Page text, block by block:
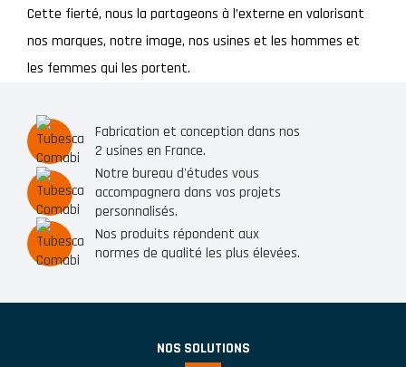
Cette fierté, nous la partageons à l’externe en valorisant
nos marques, notre image, nos usines et les hommes et
les femmes qui les portent.
Fabrication et conception dans nos
2 usines en France.
Notre bureau d'études vous
accompagnera dans vos projets
personnalisés.
Nos produits répondent aux
normes de qualité les plus élevées.
NOS SOLUTIONS